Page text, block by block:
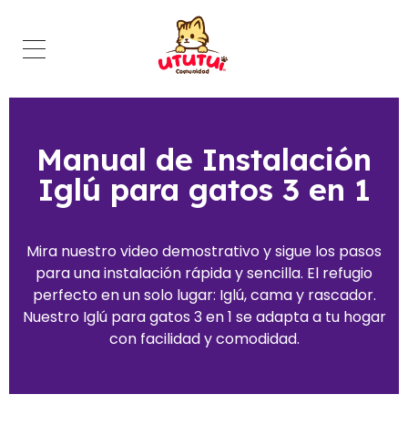
Comunidad Ututui
Manual de Instalación
Iglú para gatos 3 en 1
Mira nuestro video demostrativo y sigue los pasos
para una instalación rápida y sencilla. El refugio
perfecto en un solo lugar: Iglú, cama y rascador.
Nuestro Iglú para gatos 3 en 1 se adapta a tu hogar
con facilidad y comodidad.